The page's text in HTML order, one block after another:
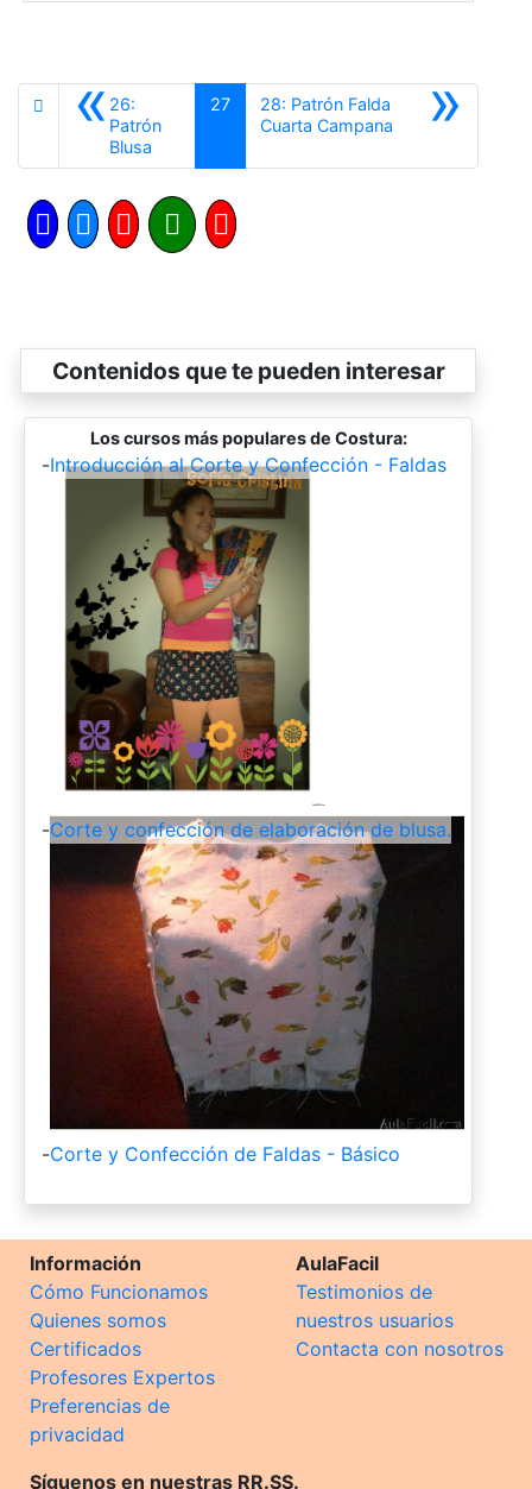
«26:
Patrón
Blusa
27 »
28: Patrón Falda
Cuarta Campana Siguiente
Contenidos que te pueden interesar
Los cursos más populares de Costura:
-Introducción al Corte y Confección - Faldas
-Corte y confección de elaboración de blusa.
-Corte y Confección de Faldas - Básico
Información
Cómo Funcionamos
Quienes somos
Certificados
Profesores Expertos
Preferencias de
privacidad
AulaFacil
Testimonios de
nuestros usuarios
Contacta con nosotros
Síguenos en nuestras RR.SS.